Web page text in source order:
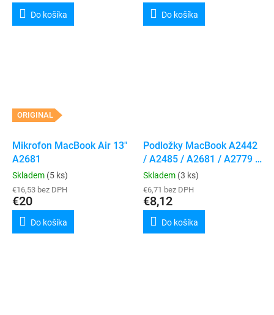
Do košíka Do košíka
ORIGINAL
Mikrofon MacBook Air 13"
A2681
Skladem (5 ks)
€16,53 bez DPH
€20
Do košíka
Podložky MacBook A2442
/ A2485 / A2681 / A2779 /
A2780 / A2918 / A2941 /
A2991 / A2992 (4ks)
Skladem (3 ks)
€6,71 bez DPH
€8,12
Do košíka